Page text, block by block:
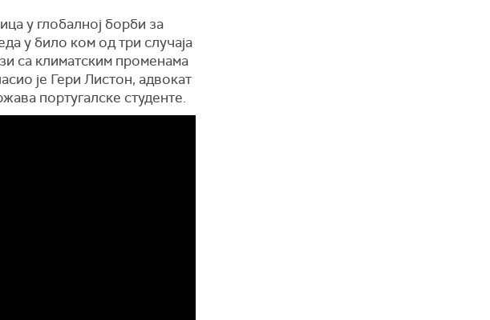
у глобалној борби за
у било ком од три случаја
са климатским променама
је Гери Листон, адвокат
португалске студенте.